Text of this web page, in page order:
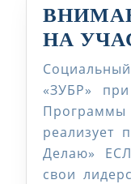
НА
«ЗУБР»
реализует
Делаю»
свои